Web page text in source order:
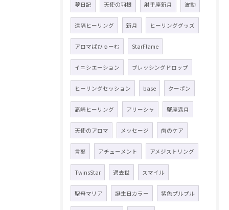
夢日記 天使の羽根 射手座新月 波動
遠隔ヒーリング 新月 ヒーリンググッズ
アロマぱひゅーむ StarFlame
イニシエーション ブレッシングドロップ
ヒーリングセッション base クーポン
高崎ヒーリング アリーシャ 蟹座満月
天使のアロマ メッセージ 歯のケア
言葉 アチューメント アメジストリング
TwinsStar 過去世 スマイル
聖母マリア 誕生日カラー 紫色プルプル